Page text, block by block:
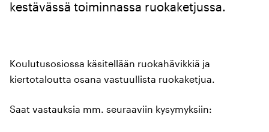
kestävässä toiminnassa ruokaketjussa.
Koulutusosiossa käsitellään ruokahävikkiä ja
kiertotaloutta osana vastuullista ruokaketjua.
Saat vastauksia mm. seuraaviin kysymyksiin: